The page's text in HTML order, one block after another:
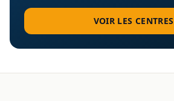
VOIR LES CENTRES